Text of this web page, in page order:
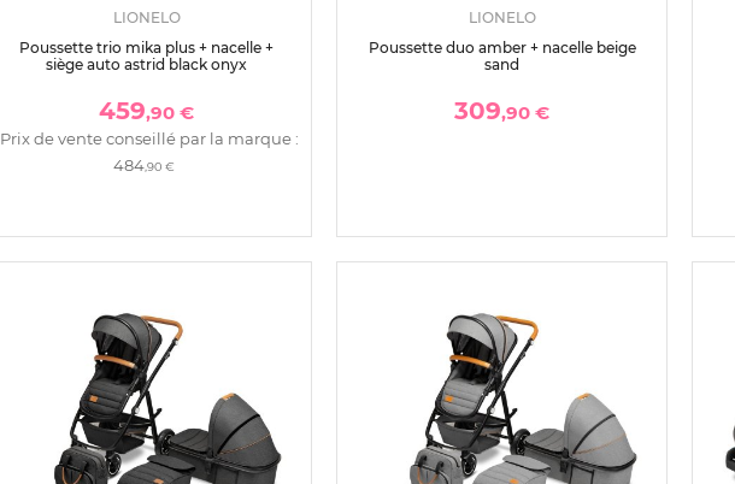
LIONELO
Poussette trio mika plus + nacelle +
siège auto astrid black onyx
459,90 €
Prix de vente conseillé par la marque :
484,90 €
LIONELO
Poussette duo amber + nacelle beige
sand
309,90 €